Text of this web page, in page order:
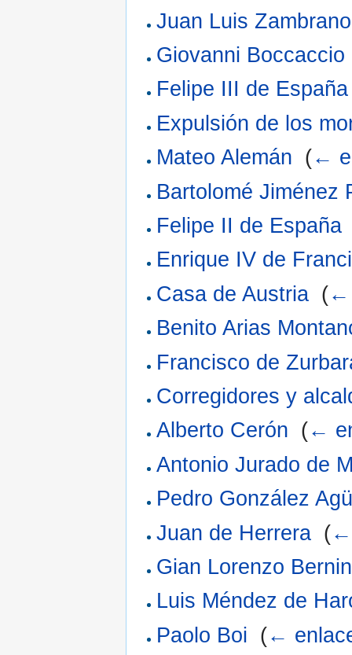
Juan Luis Zambrano
Giovanni Boccaccio
Felipe III de España
Expulsión de los
Mateo Alemán (←
Bartolomé Jiménez
Felipe II de España
Enrique IV de
Casa de Austria (←
Benito Arias
Francisco de
Corregidores y
Alberto Cerón (←
Antonio Jurado de
Pedro González
Juan de Herrera (←
Gian Lorenzo
Luis Méndez de
Paolo Boi (←